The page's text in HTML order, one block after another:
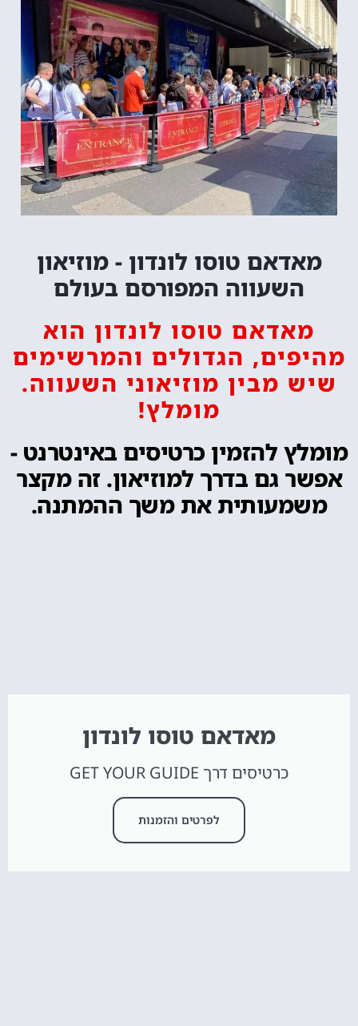
מאדאם טוסו לונדון - מוזיאון
השעווה המפורסם בעולם
מאדאם טוסו לונדון הוא
מהיפים, הגדולים והמרשימים
שיש מבין מוזיאוני השעווה.
מומלץ!
מומלץ להזמין כרטיסים באינטרנט -
אפשר גם בדרך למוזיאון. זה מקצר
משמעותית את משך ההמתנה.
מאדאם טוסו לונדון
כרטיסים דרך GET YOUR GUIDE
לפרטים והזמנות